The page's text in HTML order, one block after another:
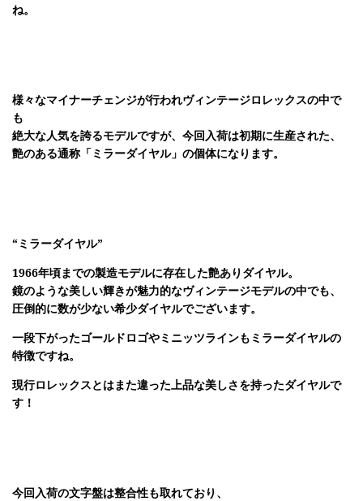
ね。
様々なマイナーチェンジが行われヴィンテージロレックスの中で
も
絶大な人気を誇るモデルですが、今回入荷は初期に生産された、
艶のある通称「ミラーダイヤル」 の個体になります。
“ミラーダイヤル”
1966年頃までの製造モデルに存在した艶ありダイヤル。
鏡のような美しい輝きが魅力的なヴィンテージモデルの中でも、
圧倒的に数が少ない希少ダイヤルでございます。
一段下がったゴールドロゴやミニッツラインもミラーダイヤルの
特徴ですね。
現行ロレックスとはまた違った上品な美しさを持ったダイヤルで
す！
今回入荷の文字盤は整合性も取れており、